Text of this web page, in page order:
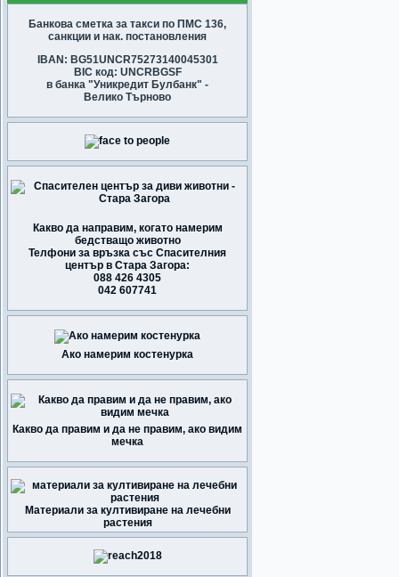
Банкова сметка за такси по ПМС 136,
санкции и нак. постановления
IBAN: BG51UNCR75273140045301
BIC код: UNCRBGSF
в банка "Уникредит Булбанк" -
Велико Търново
Какво да направим, когато намерим
бедстващо животно
Телфони за връзка със Спасителния
център в Стара Загора:
088 426 4305
042 607741
Ако намерим костенурка
Какво да правим и да не правим, ако видим
мечка
Материали за култивиране на лечебни
растения